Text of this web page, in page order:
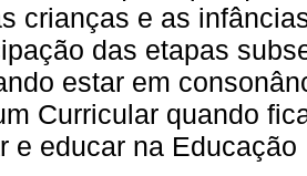
crianças e as
das etapas
estar em
Curricular quando
e educar na Educação